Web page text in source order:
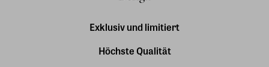
Exklusiv und limitiert
Höchste Qualität